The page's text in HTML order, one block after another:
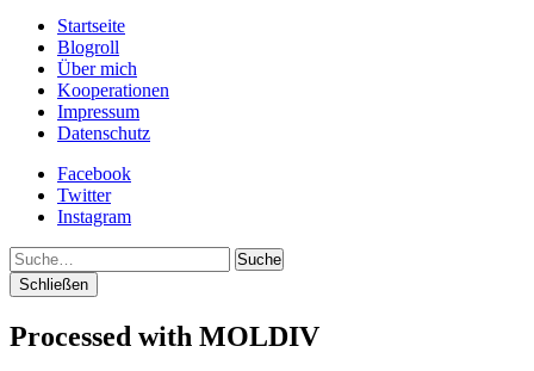
Startseite
Blogroll
Über mich
Kooperationen
Impressum
Datenschutz
Facebook
Twitter
Instagram
Suche
Schließen
Processed with MOLDIV